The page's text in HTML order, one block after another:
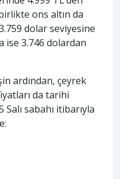
ons altın da
dolar seviyesine
ise 3.746 dolardan
ardından, çeyrek
da tarihi
sabahı itibarıyla